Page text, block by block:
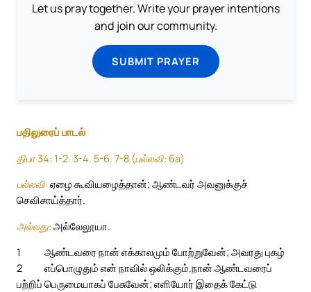
Let us pray together. Write your prayer intentions
and join our community.
SUBMIT PRAYER
பதிலுரைப் பாடல்
திபா 34: 1-2. 3-4. 5-6. 7-8 (பல்லவி: 6a)
பல்லவி: ஏழை கூவியழைத்தான்; ஆண்டவர் அவனுக்குச்
செவிசாய்த்தார்.
அல்லது: அல்லேலூயா.
1
ஆண்டவரை நான் எக்காலமும் போற்றுவேன்; அவரது புகழ்
எப்பொழுதும் என் நாவில் ஒலிக்கும்.
2
நான் ஆண்டவரைப்
பற்றிப் பெருமையாகப் பேசுவேன்; எளியோர் இதைக் கேட்டு